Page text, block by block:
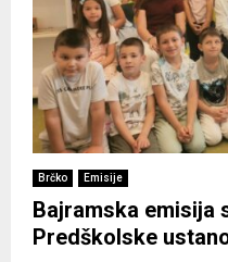
Brčko Emisije
Bajramska emisija
Predškolske